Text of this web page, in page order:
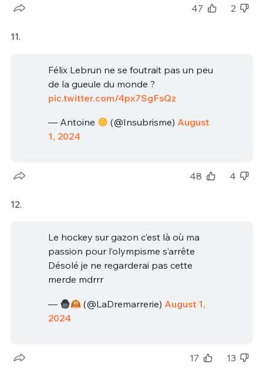
47 2
11.
Félix Lebrun ne se foutrait pas un peu
de la gueule du monde ?
pic.twitter.com/4px7SgFsQz
— Antoine (@Insubrisme) August
1, 2024
48 4
12.
Le hockey sur gazon c’est là où ma
passion pour l’olympisme s’arrête
Désolé je ne regarderai pas cette
merde mdrrr
— (@LaDremarrerie) August 1,
2024
17 13